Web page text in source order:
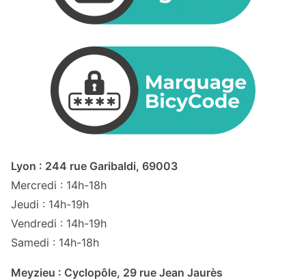
Lyon : 244 rue Garibaldi, 69003
Mercredi : 14h-18h
Jeudi : 14h-19h
Vendredi : 14h-19h
Samedi : 14h-18h
Meyzieu : Cyclopôle, 29 rue Jean Jaurès